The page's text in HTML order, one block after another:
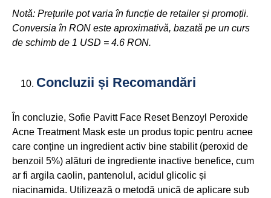
Notă: Prețurile pot varia în funcție de retailer și promoții.
Conversia în RON este aproximativă, bazată pe un curs
de schimb de 1 USD = 4.6 RON.
Concluzii și Recomandări
În concluzie, Sofie Pavitt Face Reset Benzoyl Peroxide
Acne Treatment Mask este un produs topic pentru acnee
care conține un ingredient activ bine stabilit (peroxid de
benzoil 5%) alături de ingrediente inactive benefice, cum
ar fi argila caolin, pantenolul, acidul glicolic și
niacinamida. Utilizează o metodă unică de aplicare sub